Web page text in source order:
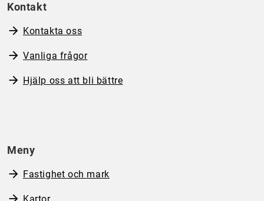
Kontakt
Kontakta oss
Vanliga frågor
Hjälp oss att bli bättre
Meny
Fastighet och mark